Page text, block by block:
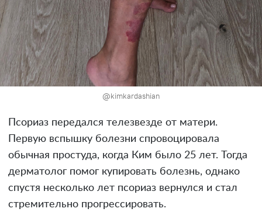
@kimkardashian
Псориаз передался телезвезде от матери.
Первую вспышку болезни спровоцировала
обычная простуда, когда Ким было 25 лет. Тогда
дерматолог помог купировать болезнь, однако
спустя несколько лет псориаз вернулся и стал
стремительно прогрессировать.